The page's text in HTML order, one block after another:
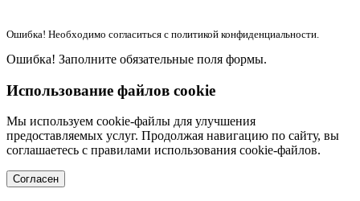
Ошибка! Необходимо согласиться с политикой конфиденциальности.
Ошибка! Заполните обязательные поля формы.
Использование файлов cookie
Мы используем cookie-файлы для улучшения
предоставляемых услуг. Продолжая навигацию по сайту, вы
соглашаетесь с правилами использования cookie-файлов.
Согласен